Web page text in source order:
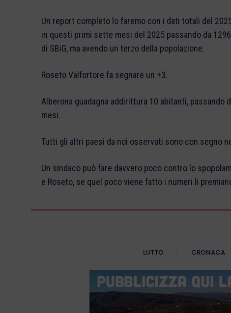
Un report completo lo faremo con i dati totali del
in questi primi sette mesi del 2025 passando da
di SBiG, ma avendo un terzo della popolazione.
Roseto Valfortore fa segnare un +3.
Alberona guadagna addirittura 10 abitanti,
mesi.
Tutti gli altri paesi da noi osservati sono con segno
Un sindaco può fare davvero poco contro lo
e Roseto, se quel poco viene fatto i numeri li
LUTTO CRONACA